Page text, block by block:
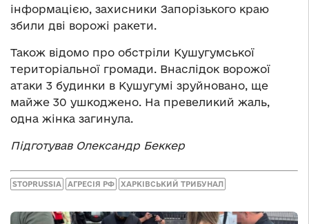
інформацією, захисники Запорізького краю
збили дві ворожі ракети.
Також відомо про обстріли Кушугумської
територіальної громади. Внаслідок ворожої
атаки 3 будинки в Кушугумі зруйновано, ще
майже 30 ушкоджено. На превеликий жаль,
одна жінка загинула.
Підготував Олександр Беккер
STOPRUSSIA АГРЕСІЯ РФ ХАРКІВСЬКИЙ ТРИБУНАЛ